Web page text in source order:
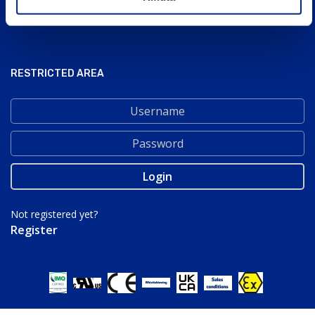
RESTRICTED AREA
Not registered yet?
Register